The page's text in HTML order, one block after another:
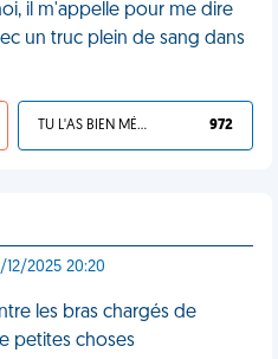
il m'appelle pour me dire
un truc plein de sang dans
TU L'AS BIEN MÉRITÉ 972
2025 20:20
les bras chargés de
petites choses